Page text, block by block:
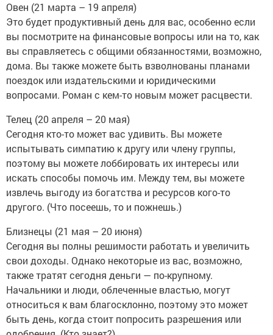
Овен (21 марта – 19 апреля)
Это будет продуктивный день для вас, особенно если
вы посмотрите на финансовые вопросы или на то, как
вы справляетесь с общими обязанностями, возможно,
дома. Вы также можете быть взволнованы планами
поездок или издательскими и юридическими
вопросами. Роман с кем-то новым может расцвести.
Телец (20 апреля – 20 мая)
Сегодня кто-то может вас удивить. Вы можете
испытывать симпатию к другу или члену группы,
поэтому вы можете лоббировать их интересы или
искать способы помочь им. Между тем, вы можете
извлечь выгоду из богатства и ресурсов кого-то
другого. (Что посеешь, то и пожнешь.)
Близнецы (21 мая – 20 июня)
Сегодня вы полны решимости работать и увеличить
свои доходы. Однако некоторые из вас, возможно,
также тратят сегодня деньги — по-крупному.
Начальники и люди, облеченные властью, могут
относиться к вам благосклонно, поэтому это может
быть день, когда стоит попросить разрешения или